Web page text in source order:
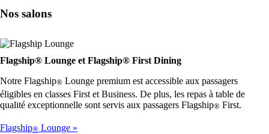
susceptible
ne
pas
respecter
Nos salons
Flagship® Lounge et Flagship® First Dining
Notre Flagship® Lounge premium est accessible aux passagers
éligibles en classes First et Business. De plus, les repas à table de
qualité exceptionnelle sont servis aux passagers Flagship® First.
Flagship® Lounge